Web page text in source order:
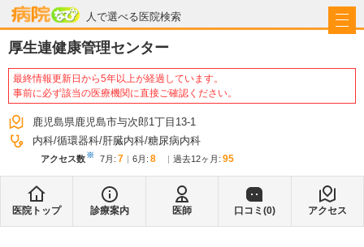
人で選べる医院検索
病院なび
厚生連健康管理センター
最終情報更新日から5年以上が経過しています。
事前に必ず該当の医療機関に直接ご確認ください。
鹿児島県鹿児島市与次郎1丁目13-1
内科 循環器科 肝臓内科 糖尿病内科
アクセス数※ 7月 : 7 6月 : 8 過去12ヶ月: 95
医院トップ 診療案内 医師 口コミ(0) アクセス